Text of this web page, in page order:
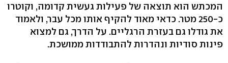
המכתש הוא תוצאה של פעילות געשית קדומה, וקוטרו
כ‭250-‬ מטר. כדאי מאוד להקיף אותו מכל עבר, ולאמוד
את גודלו גם בעזרת הרגליים. על הדרך, גם למצוא
פינות סודיות ונהדרות להתבודדות ממושכת.